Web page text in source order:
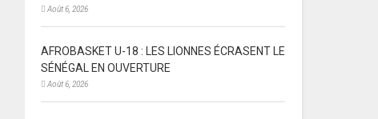
Août 6, 2026
AFROBASKET U-18 : LES LIONNES ÉCRASENT LE
SÉNÉGAL EN OUVERTURE
Août 6, 2026